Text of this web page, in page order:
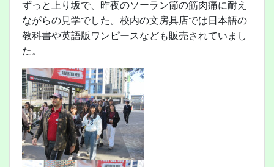
ずっと上り坂で、昨夜のソーラン節の筋肉痛に耐え
ながらの見学でした。校内の文房具店では日本語の
教科書や英語版ワンピースなども販売されていまし
た。